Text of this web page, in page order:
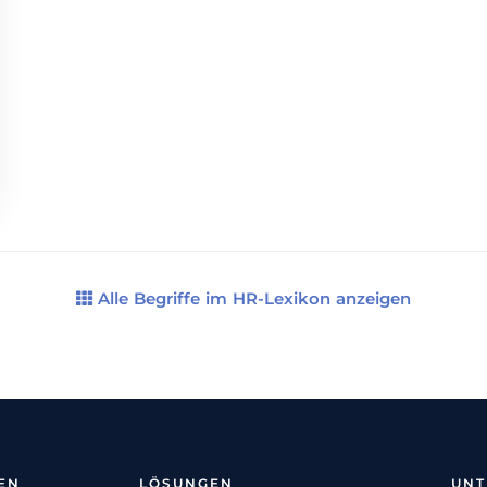
Alle Begriffe im HR-Lexikon anzeigen
LÖSUNGEN